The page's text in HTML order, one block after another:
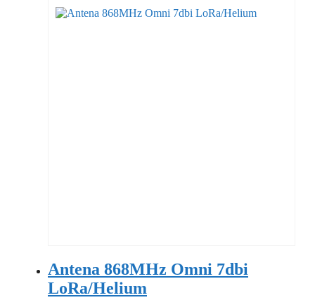
Antena 868MHz Omni 7dbi
LoRa/Helium